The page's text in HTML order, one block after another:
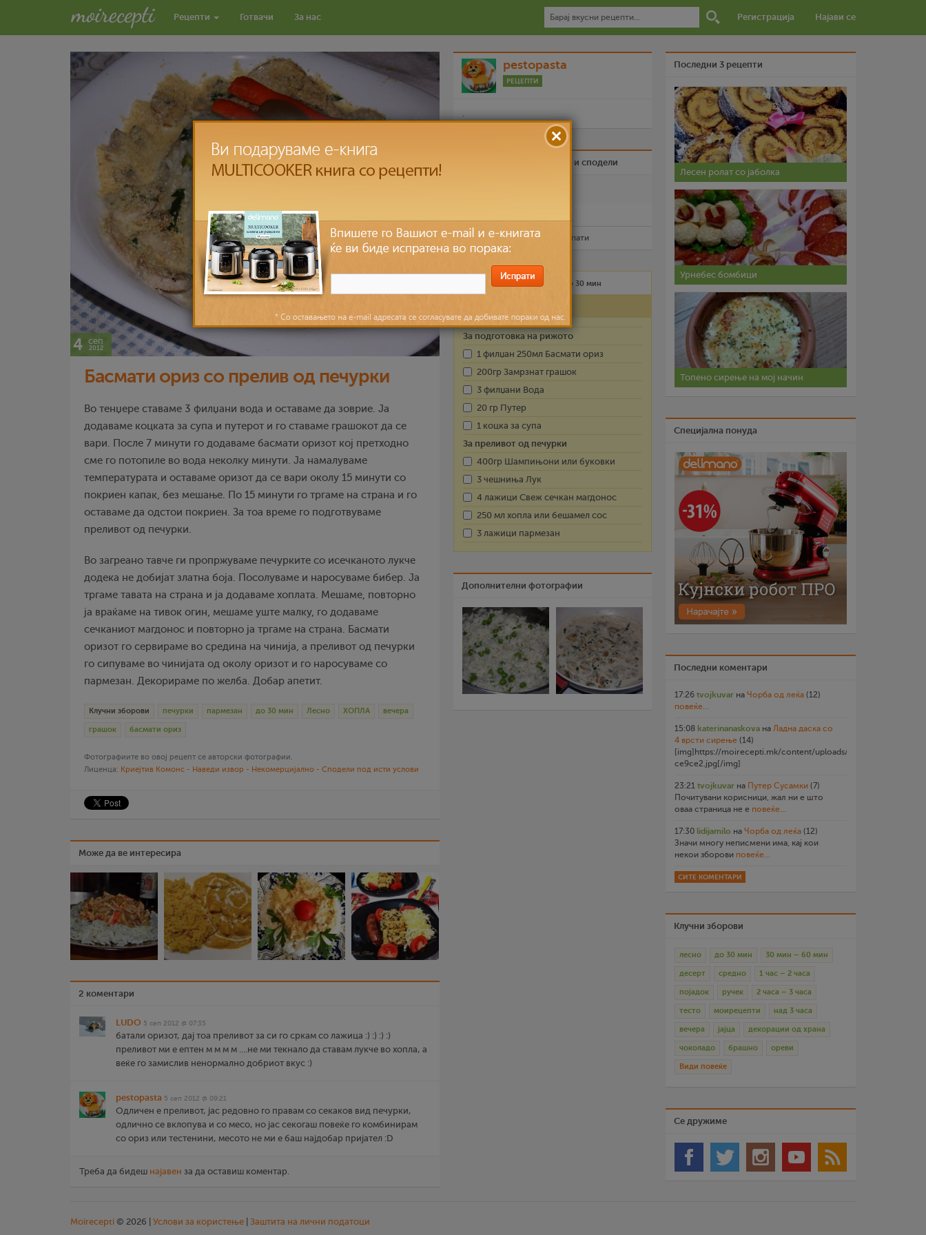
Рецепти Готвачи За нас Регистрација Најави се
4 сеп
2012
Басмати ориз со прелив од печурки
Во тенџере ставаме 3 филџани вода и оставаме да зоврие. Ја
додаваме коцката за супа и путерот и го ставаме грашокот да се
вари. После 7 минути го додаваме басмати оризот кој претходно
сме го потопиле во вода неколку минути. Ја намалуваме
температурата и оставаме оризот да се вари околу 15 минути со
покриен капак, без мешање. По 15 минути го тргаме на страна и го
оставаме да одстои покриен. За тоа време го подготвуваме
преливот од печурки.
Во загреано тавче ги пропржуваме печурките со исечканото лукче
додека не добијат златна боја. Посолуваме и наросуваме бибер. Ја
тргаме тавата на страна и ја додаваме хоплата. Мешаме, повторно
ја враќаме на тивок огин, мешаме уште малку, го додаваме
сечканиот магдонос и повторно ја тргаме на страна. Басмати
оризот го сервираме во средина на чинија, а преливот од печурки
го сипуваме во чинијата од околу оризот и го наросуваме со
пармезан. Декорираме по желба. Добар апетит.
Клучни зборови печурки пармезан до 30 мин Лесно ХОПЛА вечера
грашок басмати ориз
Фотографиите во овој рецепт се авторски фотографии.
Лиценца: Криејтив Комонс - Наведи извор - Некомерцијално - Сподели под исти услови
Може да ве интересира
2 коментари
LUDO 5 сеп 2012 @ 07:35
батали оризот, дај тоа преливот за си го сркам со лажица :) :) :) :)
преливот ми е ептен м м м м ....не ми текнало да ставам лукче во хопла, а
веќе го замислив ненормално добриот вкус :)
pestopasta 5 сеп 2012 @ 09:21
Одличен е преливот, јас редовно го правам со секаков вид печурки,
одлично се вклопува и со месо, но јас секогаш повеќе го комбинирам
со ориз или тестенини, месото не ми е баш најдобар пријател :D
Треба да бидеш најавен за да оставиш коментар.
pestopasta
РЕЦЕПТИ
.
Биди вистински пријател и сподели
Рецептот е прочитан пати
Лесно 4 лица до 30 мин
За подготовка на рижото
1 филџан 250мл Басмати ориз
200гр Замрзнат грашок
3 филџани Вода
20 гр Путер
1 коцка за супа
За преливот од печурки
400гр Шампињони или буковки
3 чешниња Лук
4 лажици Свеж сечкан магдонос
250 мл хопла или бешамел сос
3 лажици пармезан
Дополнителни фотографии
Последни 3 рецепти
Лесен ролат со јаболка
Урнебес бомбици
Топено сирење на мој начин
Специјална понуда
Последни коментари
17:26 tvojkuvar на Чорба од леќа (12)
повеќе...
15:08 katerinanaskova на Ладна даска со
4 врсти сирење (14)
[img]https://moirecepti.mk/content/uploads/2026/07/
ce9ce2.jpg[/img]
23:21 tvojkuvar на Путер Сусамки (7)
Почитувани корисници, жал ни е што
оваа страница не е повеќе...
17:30 lidijamilo на Чорба од леќа (12)
Значи многу неписмени има, кај кои
некои зборови повеќе...
СИТЕ КОМЕНТАРИ
Клучни зборови
лесно до 30 мин 30 мин – 60 мин
десерт средно 1 час – 2 часа
појадок ручек 2 часа – 3 часа
тесто моирецепти над 3 часа
вечера јајца декорации од храна
чоколадо брашно ореви
Види повеќе
Се дружиме
Moirecepti © 2026 | Услови за користење Заштита на лични податоци